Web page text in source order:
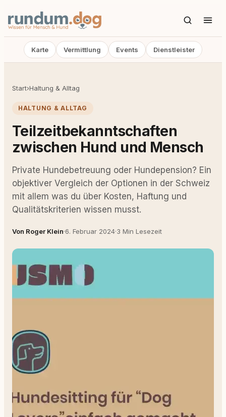
Karte Vermittlung Events Dienstleister
Start›Haltung & Alltag
HALTUNG & ALLTAG
Teilzeitbekanntschaften
zwischen Hund und Mensch
Private Hundebetreuung oder Hundepension? Ein
objektiver Vergleich der Optionen in der Schweiz
mit allem was du über Kosten, Haftung und
Qualitätskriterien wissen musst.
Von Roger Klein·6. Februar 2024·3 Min Lesezeit